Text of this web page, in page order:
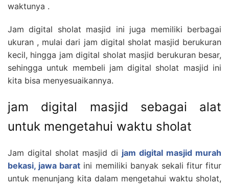
waktunya .
Jam digital sholat masjid ini juga memiliki berbagai
ukuran , mulai dari jam digital sholat masjid berukuran
kecil, hingga jam digital sholat masjid berukuran besar,
sehingga untuk membeli jam digital sholat masjid ini
kita bisa menyesuaikannya.
jam digital masjid sebagai alat
untuk mengetahui waktu sholat
Jam digital sholat masjid di jam digital masjid murah
bekasi, jawa barat ini memiliki banyak sekali fitur fitur
untuk menunjang kita dalam mengetahui waktu sholat,